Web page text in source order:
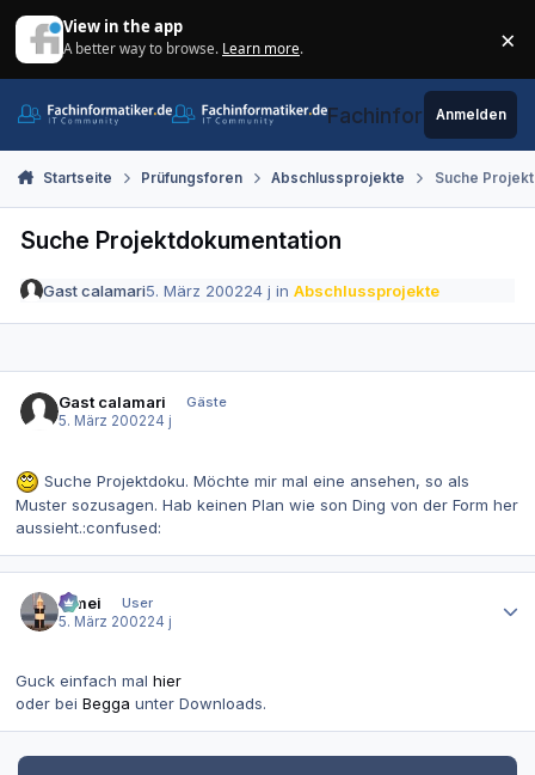
View in the app
A better way to browse. Learn more. ×
Fachinformatiker.de
Anmelden
Startseite Prüfungsforen Abschlussprojekte Suche
Suche Projektdokumentation
Gast calamari5. März 200224 j inAbschlussprojekte
Gast calamari
Gäste
5. März 200224 j
Suche Projektdoku. Möchte mir mal eine ansehen, so als
Muster sozusagen. Hab keinen Plan wie son Ding von der Form her
aussieht.:confused:
bimei
User
5. März 200224 j
Guck einfach mal hier
oder bei Begga unter Downloads.